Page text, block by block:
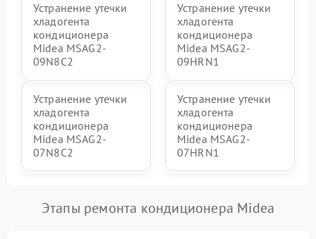
Устранение утечки
хладогента
кондиционера
Midea MSAG2-
09N8C2
Устранение утечки
хладогента
кондиционера
Midea MSAG2-
09HRN1
Устранение утечки
хладогента
кондиционера
Midea MSAG2-
07N8C2
Устранение утечки
хладогента
кондиционера
Midea MSAG2-
07HRN1
Этапы ремонта кондиционера Midea